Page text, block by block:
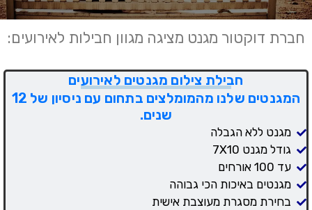
חברת דוקטור מגנט מציגה מגוון חבילות לאירועים:
חבילת צילום מגנטים לאירועים
המגנטים שלנו מהמומלצים בתחום עם ניסיון של 12
שנים.
מגנט ללא הגבלה
גודל מגנט 7X10
עד 100 אורחים
מגנטים באיכות הכי גבוהה
בחירת מסגרת מעוצבת אישית